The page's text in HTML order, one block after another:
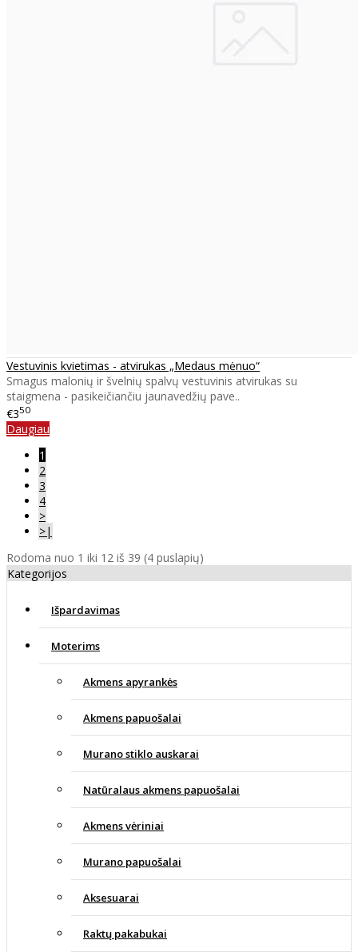
Vestuvinis kvietimas - atvirukas „Medaus mėnuo“
Smagus malonių ir švelnių spalvų vestuvinis atvirukas su
staigmena - pasikeičiančiu jaunavedžių pave..
€350
Daugiau
1
2
3
4
>
>|
Rodoma nuo 1 iki 12 iš 39 (4 puslapių)
Kategorijos
Išpardavimas
Moterims
Akmens apyrankės
Akmens papuošalai
Murano stiklo auskarai
Natūralaus akmens papuošalai
Akmens vėriniai
Murano papuošalai
Aksesuarai
Raktų pakabukai